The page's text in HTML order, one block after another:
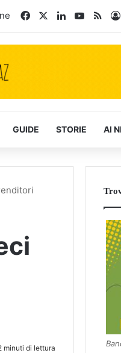
FacebookLinkedInYou Tube
RSS
GUIDE STORIE AI
minuti di lettura